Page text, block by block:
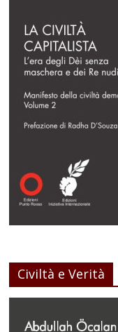
Civiltà e Verità